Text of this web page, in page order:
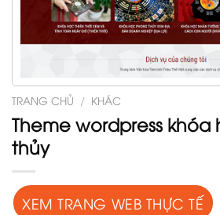
TRANG CHỦ / KHÁC
Theme wordpress
thủy
XEM TRANG WEB THỰC TẾ